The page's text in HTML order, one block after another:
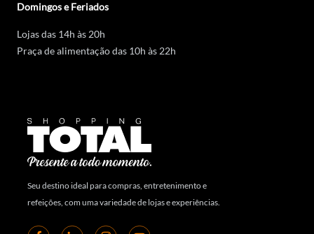
Domingos e Feriados
Lojas das 14h às 20h
Praça de alimentação das 10h às 22h
Seu destino ideal para compras, entretenimento e
refeições, com uma variedade de lojas e experiências.